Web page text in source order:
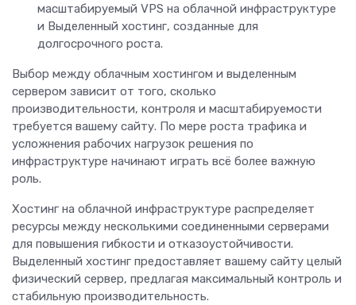
масштабируемый VPS на облачной инфраструктуре
и Выделенный хостинг, созданные для
долгосрочного роста.
Выбор между облачным хостингом и выделенным
сервером зависит от того, сколько
производительности, контроля и масштабируемости
требуется вашему сайту. По мере роста трафика и
усложнения рабочих нагрузок решения по
инфраструктуре начинают играть всё более важную
роль.
Хостинг на облачной инфраструктуре распределяет
ресурсы между несколькими соединенными серверами
для повышения гибкости и отказоустойчивости.
Выделенный хостинг предоставляет вашему сайту целый
физический сервер, предлагая максимальный контроль и
стабильную производительность.